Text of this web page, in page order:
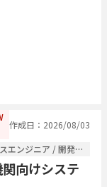
作成日：2026/08/03
ジニア / 開発・インフラ
向けシステ